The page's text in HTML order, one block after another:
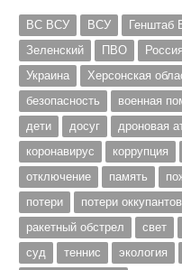
ВС ВСУ ВСУ Генштаб
Зеленский
ПВО Россия
Украина
Херсонская
безопасность
военная
дети
досуг дроновая
коронавирус
коррупция
отключение
память
потери
потери оккупантов
ракетный обстрел
свет
суд
теннис экология